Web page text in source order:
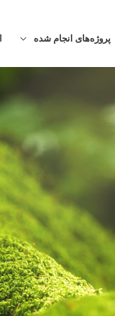
پروژه‌های انجام شده